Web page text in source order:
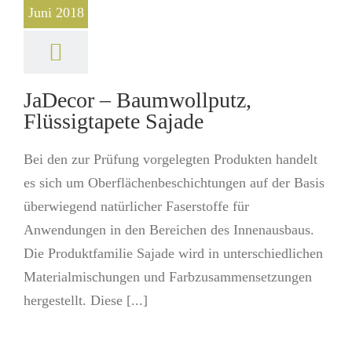
Juni 2018
JaDecor – Baumwollputz,
Flüssigtapete Sajade
Bei den zur Prüfung vorgelegten Produkten handelt
es sich um Oberflächenbeschichtungen auf der Basis
überwiegend natürlicher Faserstoffe für
Anwendungen in den Bereichen des Innenausbaus.
Die Produktfamilie Sajade wird in unter­schiedlichen
Materialmischungen und Farbzu­sammensetzungen
hergestellt. Diese [...]